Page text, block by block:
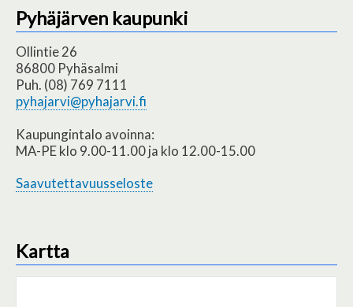
Pyhäjärven kaupunki
Ollintie 26
86800 Pyhäsalmi
Puh. (08) 769 7111
pyhajarvi@pyhajarvi.fi
Kaupungintalo avoinna:
MA-PE klo 9.00-11.00 ja klo 12.00-15.00
Saavutettavuusseloste
Kartta